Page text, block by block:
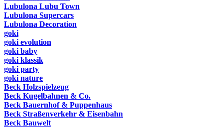
Lubulona Lubu Town
Lubulona Supercars
Lubulona Decoration
goki
goki evolution
goki baby
goki klassik
goki party
goki nature
Beck Holzspielzeug
Beck Kugelbahnen & Co.
Beck Bauernhof & Puppenhaus
Beck Straßenverkehr & Eisenbahn
Beck Bauwelt